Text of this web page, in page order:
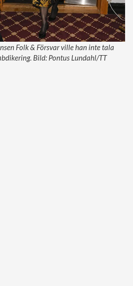
Folk & Försvar ville han inte tala
Bild: Pontus Lundahl/TT